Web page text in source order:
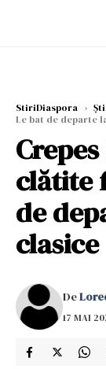
StiriDiaspora ›
Le bat de departe
clătite
de
clasice
De
17 MAI